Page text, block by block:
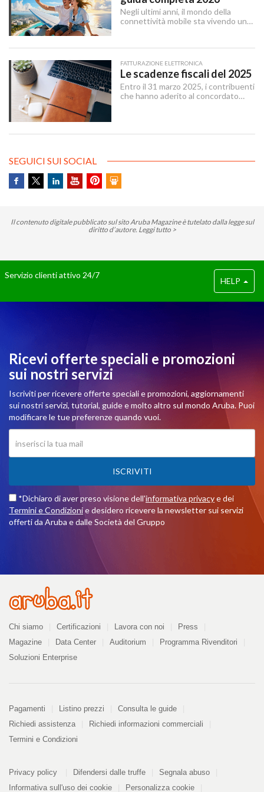
Negli ultimi anni, il mondo della
connettività mobile sta vivendo una
di embedded SIM — sta sostituendo
offrendo maggiore flessibilità e un
approccio più moderno alla gestione
delle linee mobili.
FATTURAZIONE ELETTRONICA
Le scadenze fiscali del 2025
Entro il 31 marzo 2025, i contribuenti
che hanno aderito al concordato
anni 2018-2022, versando
dell’IRAP.
SEGUICI SUI SOCIAL
Il contenuto digitale pubblicato sul sito Aruba Magazine è tutelato dalla legge sul
diritto d’autore. Leggi tutto >
HELP
Servizio clienti attivo 24/7
Ricevi offerte speciali e promozioni
sui nostri servizi
Iscriviti per ricevere offerte speciali e promozioni, aggiornamenti
sui nostri servizi, tutorial, guide e molto altro sul mondo Aruba. Puoi
modificare le tue preferenze quando vuoi.
ISCRIVITI
*Dichiaro di aver preso visione dell'informativa privacye dei
Termini e Condizionie desidero ricevere la newsletter sui servizi
offerti da Aruba e dalle Società del Gruppo
Azienda
Chi siamo Certificazioni Lavora con noi
Press
Magazine
Data Center Auditorium
Programma Rivenditori
Soluzioni Enterprise
Pagamenti
Pagamenti Listino prezzi
Consulta le guide
Richiedi assistenza
Richiedi informazioni commerciali
Termini e Condizioni
Informazioni
Privacy policy
PDF
kB
Difendersi dalle truffe
Segnala abuso
Informativa sull'uso dei cookie
Personalizza cookie